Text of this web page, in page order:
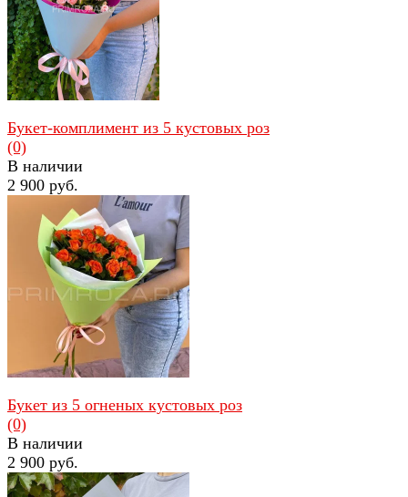
избранное сравнить
избранное сравнить
Букет-комплимент из 5 кустовых роз
(0)
В наличии
2 900 руб.
Букет из 5 огненых кустовых роз
(0)
В наличии
2 900 руб.